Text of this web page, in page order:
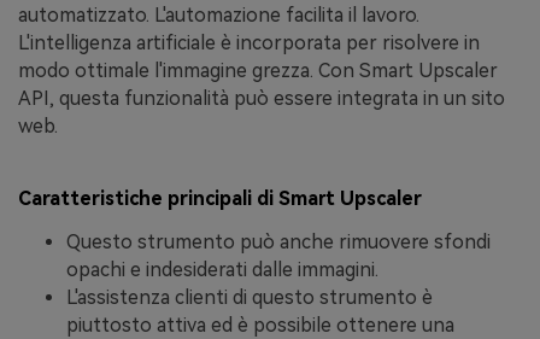
automatizzato. L'automazione facilita il lavoro.
L'intelligenza artificiale è incorporata per risolvere in
modo ottimale l'immagine grezza. Con Smart Upscaler
API, questa funzionalità può essere integrata in un sito
web.
Caratteristiche principali di Smart Upscaler
Questo strumento può anche rimuovere sfondi
opachi e indesiderati dalle immagini.
L'assistenza clienti di questo strumento è
piuttosto attiva ed è possibile ottenere una